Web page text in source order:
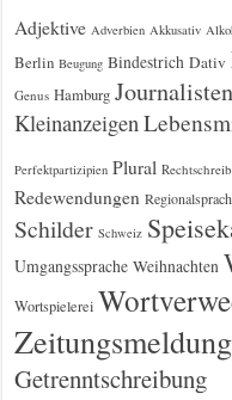
Adjektive Adverbien Akkusativ
Berlin Beugung Bindestrich Dativ
Genus Hamburg
Kleinanzeigen
Perfektpartizipien Plural
Redewendungen
Schilder Schweiz
Umgangssprache Weihnachten
Wortspielerei
Zeitungsmeldung
Getrenntschreibung